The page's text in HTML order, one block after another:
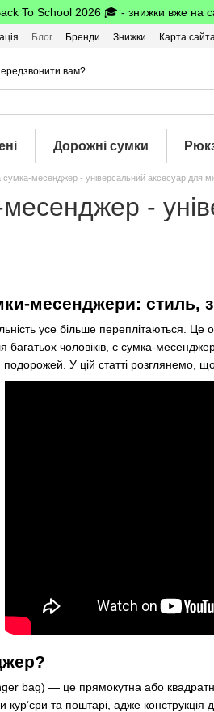
To School 2026 🎓 - знижки вже на
Блог Бренди Знижки Карта
вам?
Дорожні сумки
сумка-месенджер - універсальний аксесуар для
-
месенджери: стиль,
усе більше переплітаються.
чоловіків, є сумка-
У цій статті розглянемо,
bag) — це прямокутна або
кур’єри та поштарі, адже